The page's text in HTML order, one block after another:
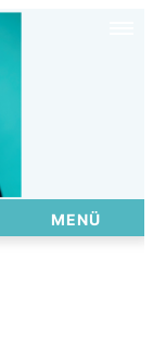
MENÜ